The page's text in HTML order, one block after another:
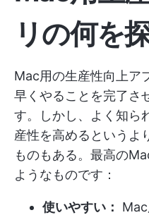
リの何を
Mac用の生産性向上ア
早くやることを完了さ
す。しかし、よく知ら
産性を高めるというよ
ものもある。最高の
ようなものです：
使いやすい：